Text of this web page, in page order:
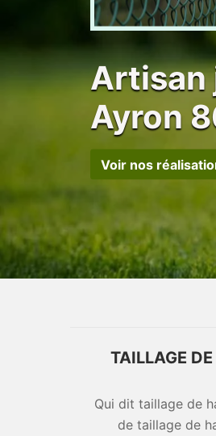
Artisan
Ayron
Voir nos
TAILLAGE
Qui dit taillage de
de taillage de